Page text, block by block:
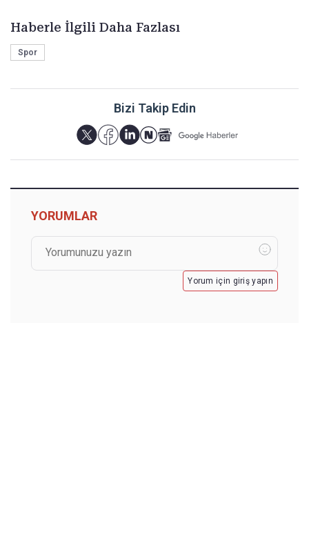
Haberle İlgili Daha Fazlası
Spor
Bizi Takip Edin
YORUMLAR
Yorum için giriş yapın